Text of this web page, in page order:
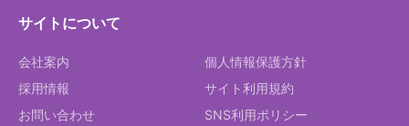
サイトについて
会社案内
採用情報
お問い合わせ
個人情報保護方針
サイト利用規約
SNS利用ポリシー